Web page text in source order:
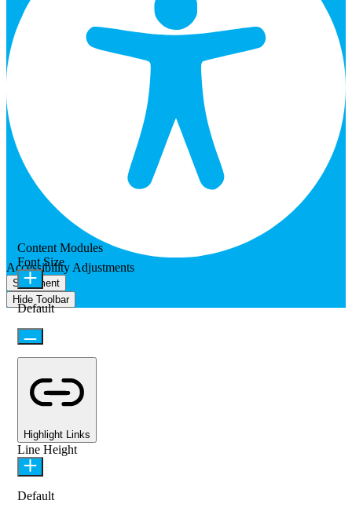
Accessibility Adjustments
Statement
Hide Toolbar
Content Modules
Font Size
Default
Highlight Links
Line Height
Default